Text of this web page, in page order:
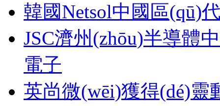
韓國Netsol中國區(qū)
JSC濟州(zhōu)半導體
電子
英尚微(wēi)獲得(dé)靈